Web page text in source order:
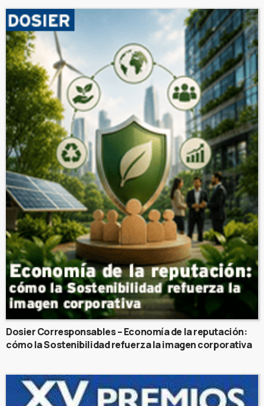
Dosier Corresponsables – Economía de la reputación:
cómo la Sostenibilidad refuerza la imagen corporativa